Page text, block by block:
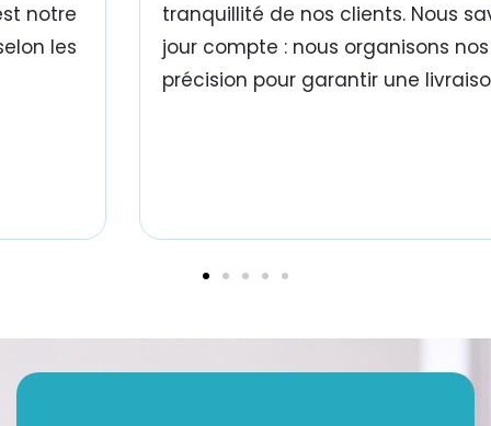
notre
les
tranquillité de nos clients. Nous
jour compte : nous organisons
précision pour garantir une